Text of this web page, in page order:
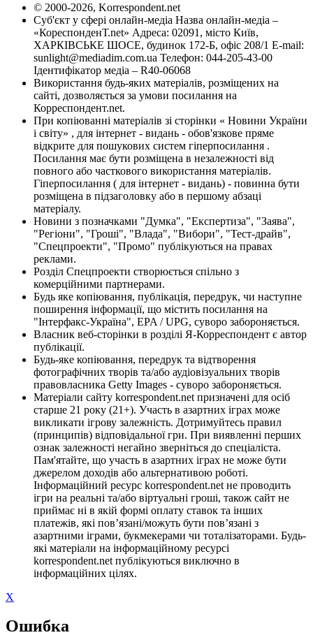
© 2000-2026, Korrespondent.net
Суб'єкт у сфері онлайн-медіа Назва онлайн-медіа –
«КореспонденТ.net» Адреса: 02091, місто Київ,
ХАРКІВСЬКЕ ШОСЕ, будинок 172-Б, офіс 208/1 E-mail:
sunlight@mediadim.com.ua Телефон: 044-205-43-00
Ідентифікатор медіа – R40-06068
Використання будь-яких матеріалів, розміщених на
сайті, дозволяється за умови посилання на
Корреспондент.net.
При копіюванні матеріалів зі сторінки « Новини України
і світу» , для інтернет - видань - обов'язкове пряме
відкрите для пошукових систем гіперпосилання .
Посилання має бути розміщена в незалежності від
повного або часткового використання матеріалів.
Гіперпосилання ( для інтернет - видань) - повинна бути
розміщена в підзаголовку або в першому абзаці
матеріалу.
Новини з позначками "Думка", "Експертиза", "Заява",
"Регіони", "Гроші", "Влада", "Вибори", "Тест-драйв",
"Спецпроекти", "Промо" публікуються на правах
реклами.
Розділ Спецпроекти створюється спільно з
комерційними партнерами.
Будь яке копіювання, публікація, передрук, чи наступне
поширення інформації, що містить посилання на
"Інтерфакс-Україна", EPA / UPG, суворо забороняється.
Власник веб-сторінки в розділі Я-Корреспондент є автор
публікації.
Будь-яке копіювання, передрук та відтворення
фотографічних творів та/або аудіовізуальних творів
правовласника Getty Images - суворо забороняється.
Матеріали сайту korrespondent.net призначені для осіб
старше 21 року (21+). Участь в азартних іграх може
викликати ігрову залежність. Дотримуйтесь правил
(принципів) відповідальної гри. При виявленні перших
ознак залежності негайно зверніться до спеціаліста.
Пам'ятайте, що участь в азартних іграх не може бути
джерелом доходів або альтернативою роботі.
Інформаційний ресурс korrespondent.net не проводить
ігри на реальні та/або віртуальні гроші, також сайт не
приймає ні в якій формі оплату ставок та інших
платежів, які пов’язані/можуть бути пов’язані з
азартними іграми, букмекерами чи тоталізаторами. Будь-
які матеріали на інформаційному ресурсі
korrespondent.net публікуються виключно в
інформаційних цілях.
X
Ошибка